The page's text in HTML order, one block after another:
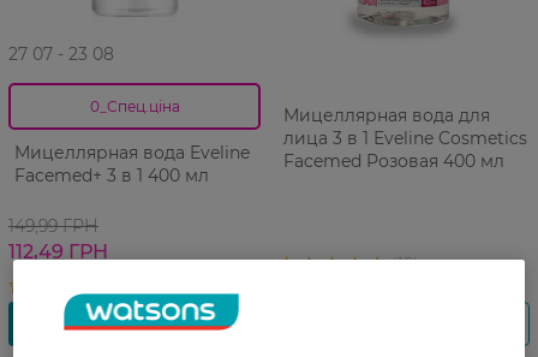
27 07 - 23 08
0_Спец.ціна
Мицеллярная вода Eveline
Facemed+ 3 в 1 400 мл
149,99 ГРН
112,49 ГРН
Мицеллярная вода для
лица 3 в 1 Eveline Cosmetics
Facemed Розовая 400 мл